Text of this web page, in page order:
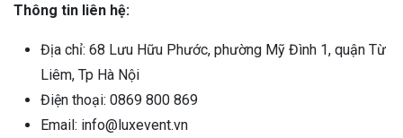
Thông tin liên hệ:
Địa chỉ: 68 Lưu Hữu Phước, phường Mỹ Đình 1, quận Từ
Liêm, Tp Hà Nội
Điện thoại: 0869 800 869
Email: info@luxevent.vn